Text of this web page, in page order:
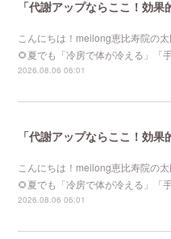
こんにちは！meilong恵比寿院の
🌻夏でも「冷房で体が冷える」「
2026.08.06 06:01
こんにちは！meilong恵比寿院の
🌻夏でも「冷房で体が冷える」「
2026.08.06 06:01